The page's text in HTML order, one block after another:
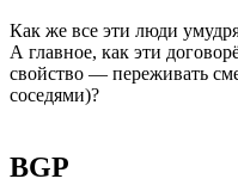
Как же все эти люди
А главное, как эти
свойство — переживать
соседями)?
BGP